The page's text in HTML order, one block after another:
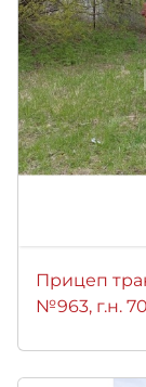
Прицеп
№963, г.н.